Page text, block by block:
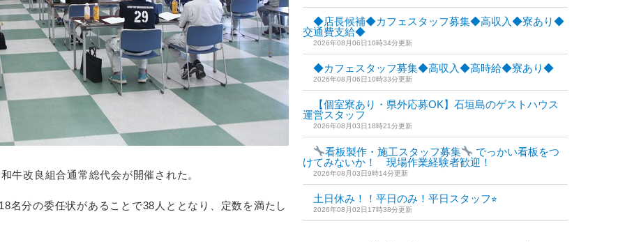
牛改良組合通常総代会が開催された。
分の委任状があることで38人ととなり、定数を満たし
◆店長候補◆カフェスタッフ募集◆高収入◆寮あり◆
交通費支給◆
2026年08月06日10時34分更新
◆カフェスタッフ募集◆高収入◆高時給◆寮あり◆
2026年08月06日10時33分更新
【個室寮あり・県外応募OK】石垣島のゲストハウス
運営スタッフ
2026年08月03日18時21分更新
看板製作・施工スタッフ募集
でっかい看板をつ
けてみないか！ 現場作業経験者歓迎！
2026年08月03日9時14分更新
土日休み！！平日のみ！平日スタッフ⭐︎
2026年08月02日17時38分更新